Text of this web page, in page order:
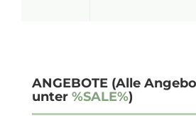
ANGEBOTE (Alle
unter %SALE%)